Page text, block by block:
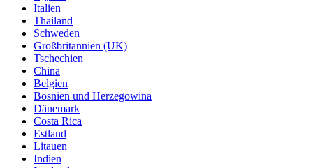
Italien
Thailand
Schweden
Großbritannien (UK)
Tschechien
China
Belgien
Bosnien und Herzegowina
Dänemark
Costa Rica
Estland
Litauen
Indien